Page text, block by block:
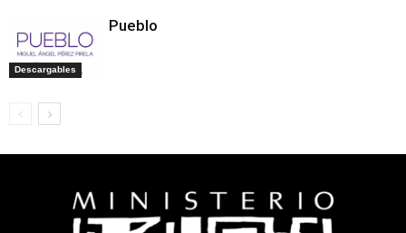
Descargables
Pueblo